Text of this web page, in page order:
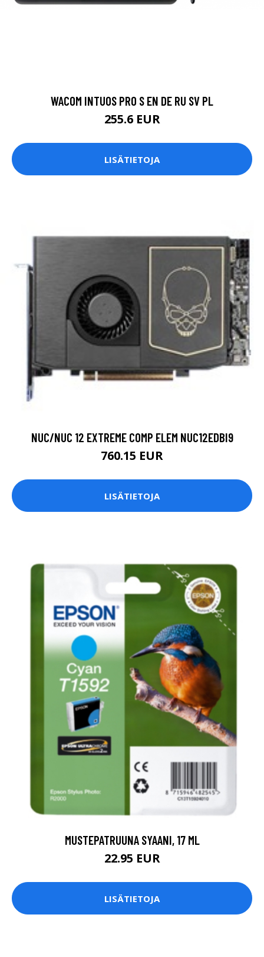
WACOM INTUOS PRO S EN DE RU SV PL
255.6 EUR
LISÄTIETOJA
NUC/NUC 12 EXTREME COMP ELEM NUC12EDBI9
760.15 EUR
LISÄTIETOJA
MUSTEPATRUUNA SYAANI, 17 ML
22.95 EUR
LISÄTIETOJA